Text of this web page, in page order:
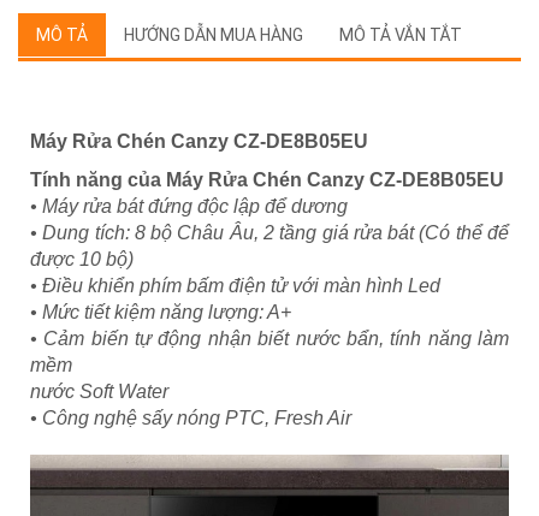
MÔ TẢ HƯỚNG DẪN MUA HÀNG MÔ TẢ VẮN TẮT
Máy Rửa Chén Canzy CZ-DE8B05EU
Tính năng của Máy Rửa Chén Canzy CZ-DE8B05EU
• Máy rửa bát đứng độc lập để dương
• Dung tích: 8 bộ Châu Âu, 2 tầng giá rửa bát (Có thể để
được 10 bộ)
• Điều khiển phím bấm điện tử với màn hình Led
• Mức tiết kiệm năng lượng: A+
• Cảm biến tự động nhận biết nước bẩn, tính năng làm
mềm
nước Soft Water
• Công nghệ sấy nóng PTC, Fresh Air